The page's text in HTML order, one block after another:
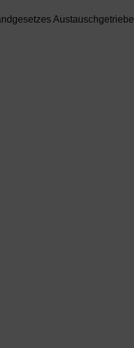
Austauschgetriebe